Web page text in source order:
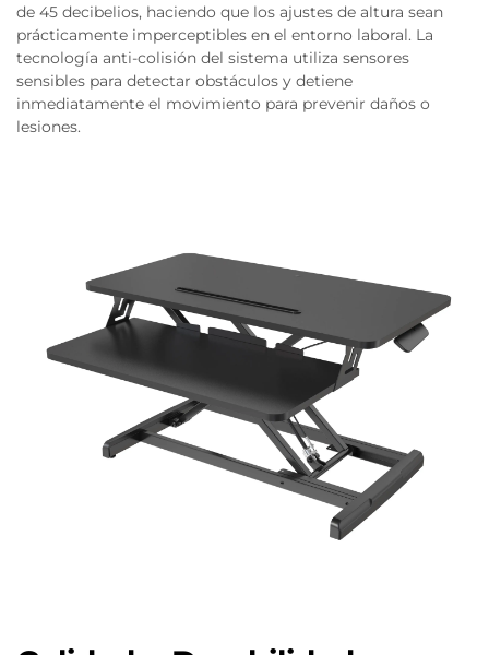
de 45 decibelios, haciendo que los ajustes de altura sean
prácticamente imperceptibles en el entorno laboral. La
tecnología anti-colisión del sistema utiliza sensores
sensibles para detectar obstáculos y detiene
inmediatamente el movimiento para prevenir daños o
lesiones.